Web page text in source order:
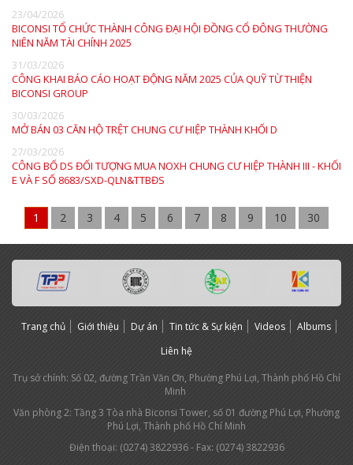
23/04/2026
BICONSI TỔ CHỨC THÀNH CÔNG ĐẠI HỘI ĐỒNG CỔ ĐÔNG THƯỜNG
NIÊN NĂM TÀI CHÍNH 2025
31/03/2026
CÔNG KHAI BÁO CÁO HOẠT ĐỘNG NĂM 2025 CỦA QUỸ TỪ THIỆN
BICONSI GROUP
30/03/2026
MỞ BÁN 03 CĂN HỘ TRỆT CHUNG CƯ HIỆP THÀNH KHỐI D
27/03/2026
CÔNG BỐ DS ĐỐI TƯỢNG MUA NOXH CHUNG CƯ HIỆP THÀNH III - KHỐI
E VÀ F SỐ 8683/SXD-QLN&TTBĐS
1 2 3 4 5 6 7 8 9 10 30
Trang chủ Giới thiệu Dự án Tin tức & Sự kiện Videos
Albums
Liên hệ
Trụ sở chính: Số 02, đường Trần Văn Ơn, Phường Phú Lợi, Thành phố Hồ Chí
Minh
Văn phòng 2: Tầng 3 Tòa nhà Biconsi Tower, số 01 đường Phú Lợi, Phường
Phú Lợi, Thành phố Hồ Chí Minh
Điện thoại: (0274) 3822936- Fax: (0274) 3822936